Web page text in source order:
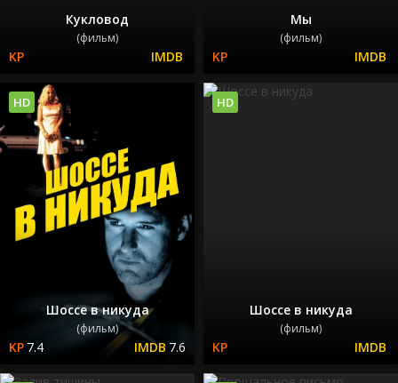
Кукловод
(фильм)
Мы
(фильм)
Шоссе в никуда
(фильм)
7.4 7.6
HD
Шоссе в никуда
(фильм)
HD